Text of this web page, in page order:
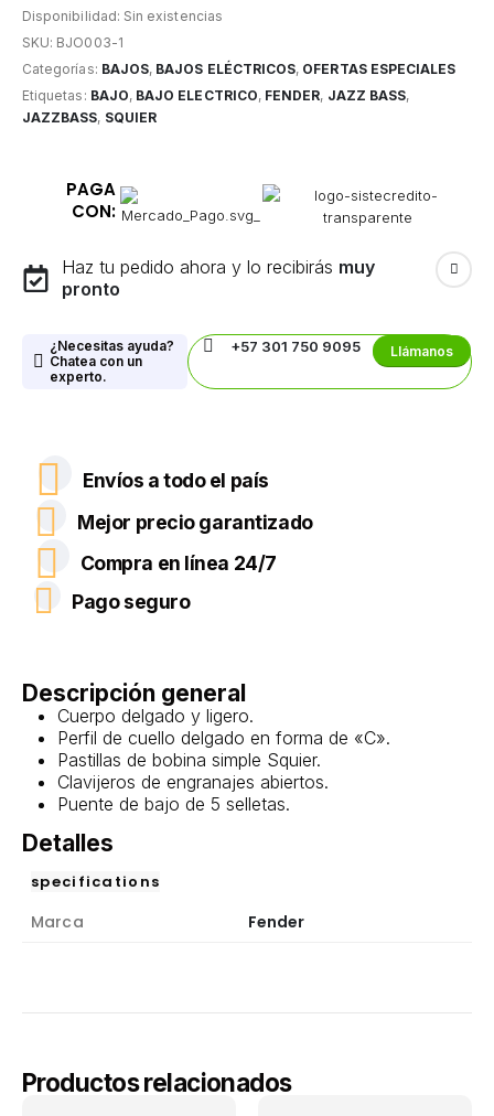
Disponibilidad: Sin existencias
SKU: BJO003-1
Categorías: BAJOS, BAJOS ELÉCTRICOS, OFERTAS ESPECIALES
Etiquetas: BAJO, BAJO ELECTRICO, FENDER, JAZZ BASS,
JAZZBASS, SQUIER
PAGA
CON:
Haz tu pedido ahora y lo recibirás muy
pronto
¿Necesitas ayuda?
Chatea con un
experto.
+57 301 750 9095 Llámanos
Envíos a todo el país
Mejor precio garantizado
Compra en línea 24/7
Pago seguro
Descripción general
Cuerpo delgado y ligero.
Perfil de cuello delgado en forma de «C».
Pastillas de bobina simple Squier.
Clavijeros de engranajes abiertos.
Puente de bajo de 5 selletas.
Detalles
specifications
Marca Fender
Productos relacionados